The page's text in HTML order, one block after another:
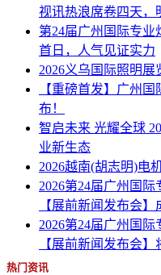
视讯热浪席卷四天，
第24届广州国际专
首日，人气见证实力
2026义乌国际照明展
【重磅首发】广州
布！
智启未来 光耀全球
业新生态
2026越南(胡志明)电
2026第24届广州国
【展前新闻发布会
2026第24届广州国
【展前新闻发布会】
热门资讯